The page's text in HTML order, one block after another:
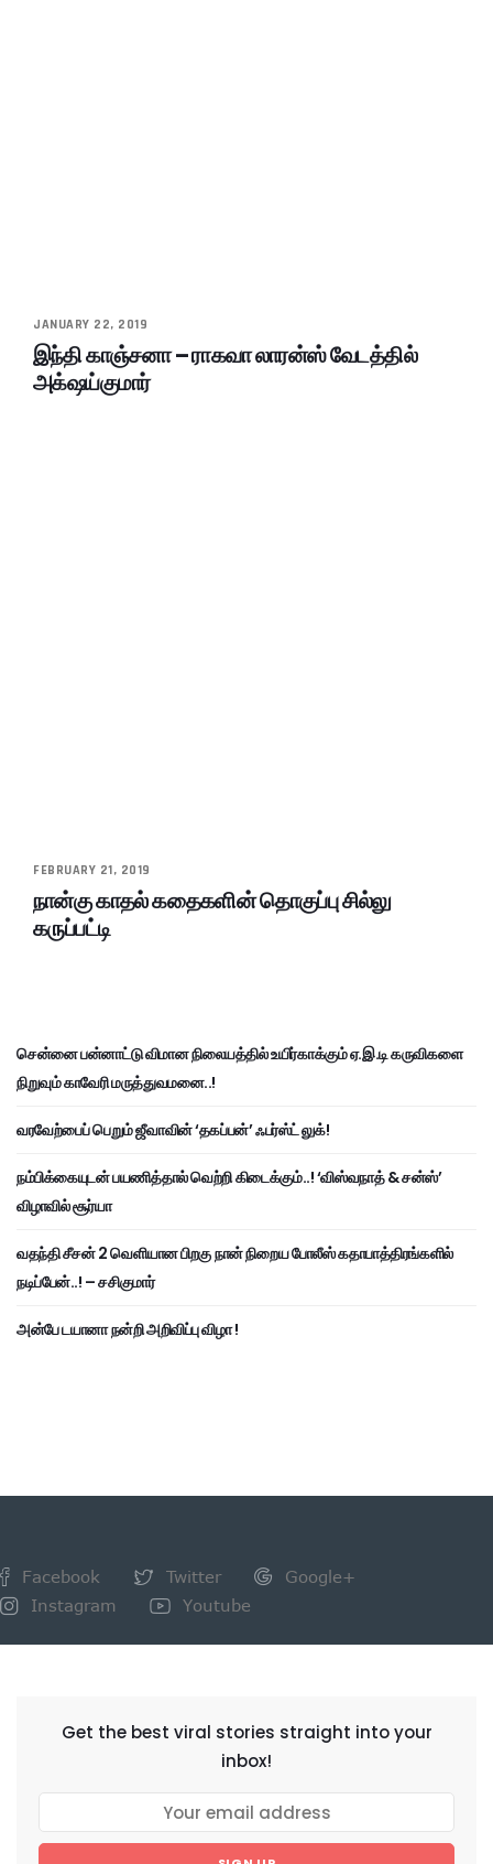
JANUARY 22, 2019
இந்தி காஞ்சனா – ராகவா லாரன்ஸ் வேடத்தில்
அக்‌ஷய்குமார்
FEBRUARY 21, 2019
நான்கு காதல் கதைகளின் தொகுப்பு சில்லு
கருப்பட்டி
சென்னை பன்னாட்டு விமான நிலையத்தில் உயிர்காக்கும் ஏ.இ.டி கருவிகளை
நிறுவும் காவேரி மருத்துவமனை..!
வரவேற்பைப் பெறும் ஜீவாவின் ‘தகப்பன்’ ஃபர்ஸ்ட் லுக்!
நம்பிக்கையுடன் பயணித்தால் வெற்றி கிடைக்கும்..! ‘விஸ்வநாத் & சன்ஸ்’
விழாவில் சூர்யா
வதந்தி சீசன் 2 வெளியான பிறகு நான் நிறைய போலீஸ் கதாபாத்திரங்களில்
நடிப்பேன்..! – சசிகுமார்
அன்பே டயானா நன்றி அறிவிப்பு விழா !
Facebook Twitter
Google+
Instagram
Youtube
Get the best viral stories straight into your
inbox!